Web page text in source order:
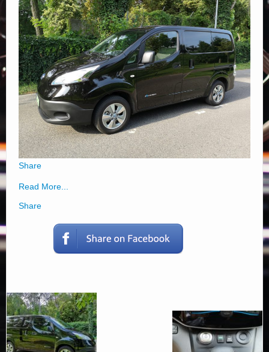
Elérhetőségek
Share
Read More...
Share